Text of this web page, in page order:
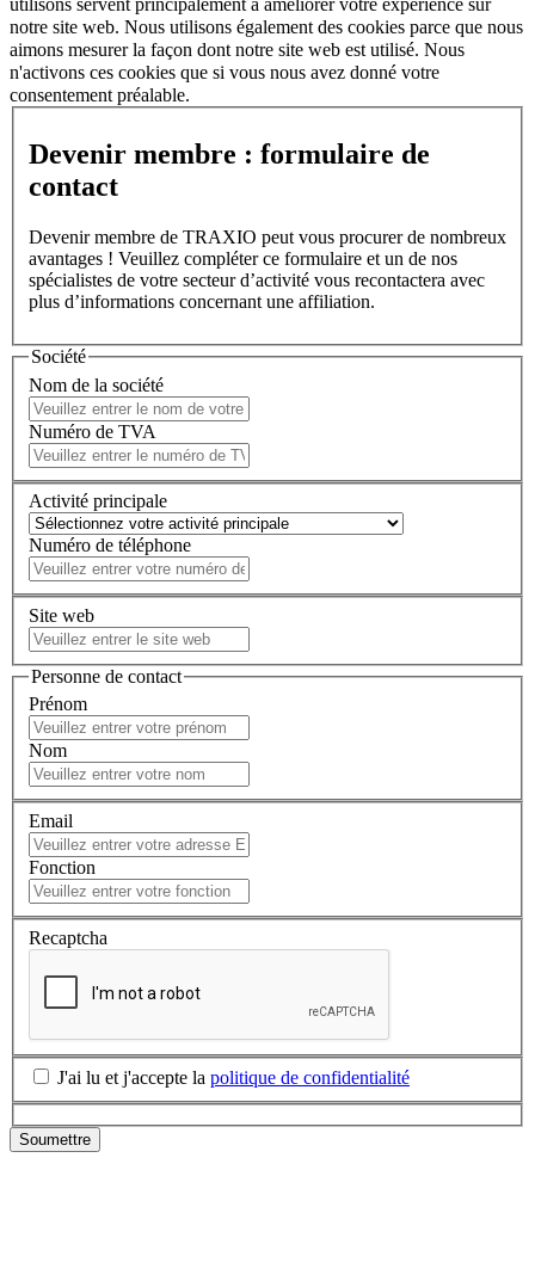
notre site web. Nous utilisons également des cookies parce que nous
aimons mesurer la façon dont notre site web est utilisé. Nous
n'activons ces cookies que si vous nous avez donné votre
consentement préalable.
Devenir membre : formulaire de
contact
Devenir membre de TRAXIO peut vous procurer de nombreux
avantages ! Veuillez compléter ce formulaire et un de nos
spécialistes de votre secteur d’activité vous recontactera avec
plus d’informations concernant une affiliation.
Société
Nom de la société
Numéro de TVA
Activité principale
Numéro de téléphone
Site web
Personne de contact
Prénom
Nom
Email
Fonction
Recaptcha
J'ai lu et j'accepte la politique de confidentialité